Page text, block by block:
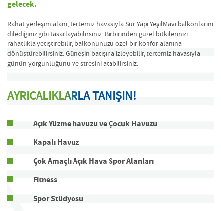
gelecek.
Rahat yerleşim alanı, tertemiz havasıyla Sur Yapı YeşilMavi balkonlarını
dilediğiniz gibi tasarlayabilirsiniz. Birbirinden güzel bitkilerinizi
rahatlıkla yetiştirebilir, balkonunuzu özel bir konfor alanına
dönüştürebilirsiniz. Güneşin batışına izleyebilir, tertemiz havasıyla
günün yorgunluğunu ve stresini atabilirsiniz.
AYRICALIKLARLA TANIŞIN!
Açık Yüzme havuzu ve Çocuk Havuzu
Kapalı Havuz
Çok Amaçlı Açık Hava Spor Alanları
Fitness
Spor Stüdyosu